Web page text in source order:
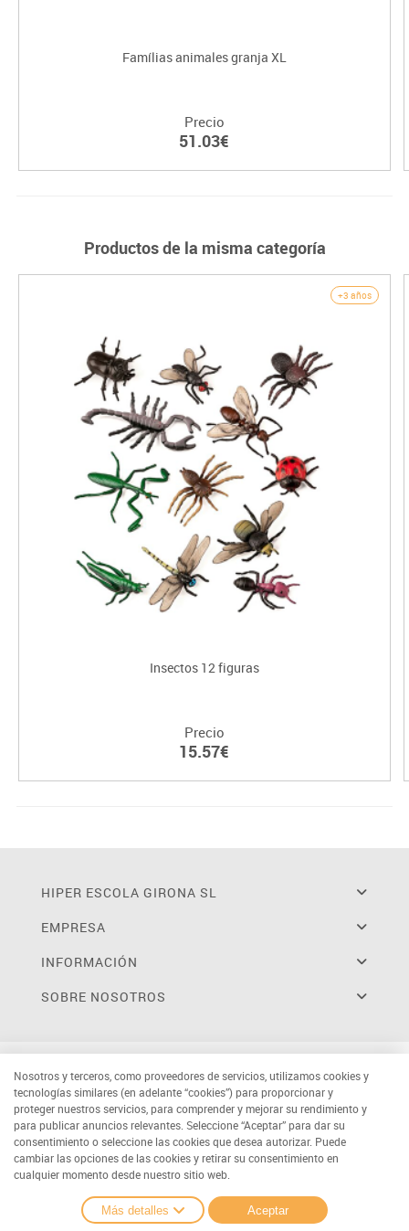
Famílias animales granja XL
Precio
51.03€
Productos de la misma categoría
+3 años
Insectos 12 figuras
Precio
15.57€
HIPER ESCOLA GIRONA SL
EMPRESA
INFORMACIÓN
SOBRE NOSOTROS
Nosotros y terceros, como proveedores de servicios, utilizamos cookies y
tecnologías similares (en adelante “cookies”) para proporcionar y
proteger nuestros servicios, para comprender y mejorar su rendimiento y
para publicar anuncios relevantes. Seleccione “Aceptar” para dar su
consentimiento o seleccione las cookies que desea autorizar. Puede
cambiar las opciones de las cookies y retirar su consentimiento en
cualquier momento desde nuestro sitio web.
Más detalles Aceptar